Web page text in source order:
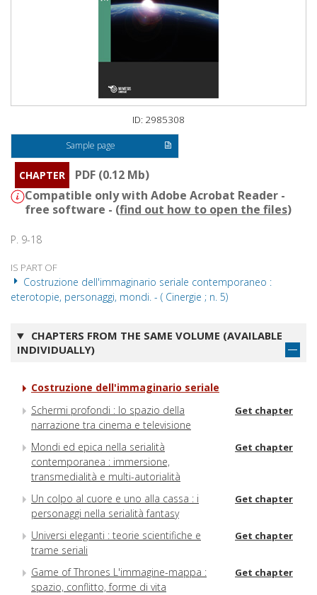
ID: 2985308
Sample page
CHAPTER
PDF (0.12 Mb)
Compatible only with Adobe Acrobat Reader -
free software - (find out how to open the files)
P. 9-18
IS PART OF
Costruzione dell'immaginario seriale contemporaneo :
eterotopie, personaggi, mondi. - ( Cinergie ; n. 5)
CHAPTERS FROM THE SAME VOLUME (AVAILABLE
INDIVIDUALLY)
Costruzione dell'immaginario seriale
Schermi profondi : lo spazio della
narrazione tra cinema e televisione
Get chapter
Mondi ed epica nella serialità
contemporanea : immersione,
transmedialità e multi-autorialità
Get chapter
Un colpo al cuore e uno alla cassa : i
personaggi nella serialità fantasy
Get chapter
Universi eleganti : teorie scientifiche e
trame seriali
Get chapter
Game of Thrones L'immagine-mappa :
spazio, conflitto, forme di vita
Get chapter